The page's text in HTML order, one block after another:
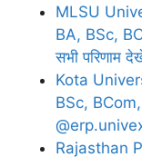
MLSU
BA, BSc,
सभी परिणाम
Kota
BSc,
Rajasthan